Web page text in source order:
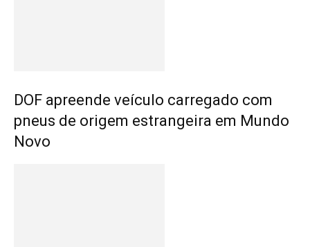
DOF apreende veículo carregado com
pneus de origem estrangeira em Mundo
Novo